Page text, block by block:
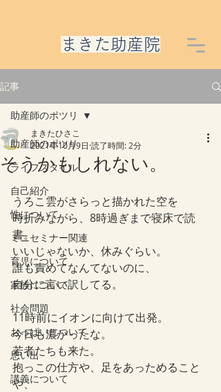
​まきた助産院
記事
助産師のポツリ
ライフスタイル
自己紹介
性について
ミニセミナー関連
育児について
家族について
社会問題
おっぱいについて
思い出
講義について
助産師のポツリ
そうかもしれない。
まきたひさこ
2021年10月9日 読了時間: 2分
うろこ雲がさらっと描かれた空を
時折みながら、8時過ぎまで寝床で読
書。
いいじゃないか、休みぐらい。
誰も責めてなんてないのに、
自分に言い訳してる。
11時前にイオンに向けて出発。
今日も濃かったな。
若者たちも来た。
抱っこの仕方や、足をあっためること
や、